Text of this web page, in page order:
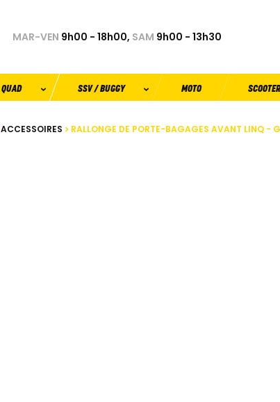
MAR-VEN 9h00 - 18h00, SAM 9h00 - 13h30
QUAD SSV / BUGGY MOTO SCOOTER
ACCESSOIRES RALLONGE DE PORTE-BAGAGES AVANT LINQ -